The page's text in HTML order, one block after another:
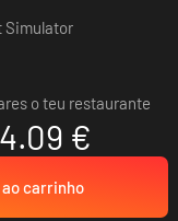
Simulator
o teu restaurante
4.09 €
carrinho